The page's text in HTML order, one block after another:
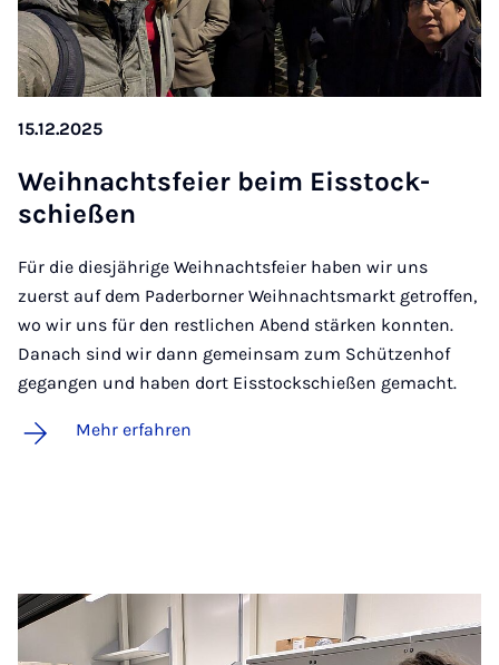
15.12.2025
Weih­nachts­fei­er beim Eisstock­
schie­ßen
Für die diesjährige Weihnachtsfeier haben wir uns
zuerst auf dem Paderborner Weihnachtsmarkt getroffen,
wo wir uns für den restlichen Abend stärken konnten.
Danach sind wir dann gemeinsam zum Schützenhof
gegangen und haben dort Eisstockschießen gemacht.
Mehr erfahren